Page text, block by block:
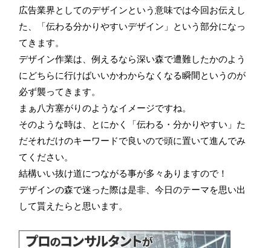
広告業界としてのデザインという意味では今回お伝えし
た、「伝わる分かりやすいデザイン」という部分になっ
てきます。
デザイン作業は、例えるなら深い森で遭難したかのよう
にどちらに行けばいいかわからなくなる瞬間というのが
必ず襲ってきます。
まぁ八方塞がりのようなイメージですね。
そのような時は、とにかく「伝わる・分かりやすい」た
だそれだけのキーワードで良いので頭に置いて進んでみ
てください。
結構いい抜け道につながる事が多々ありますので！
デザインの森で迷った際は是非、今日のテーマを思い出
して貰えたらと思います。